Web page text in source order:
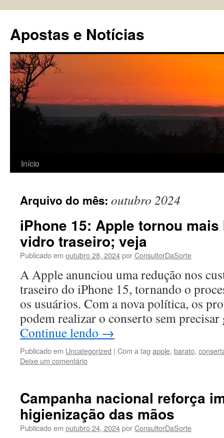
conteúdo
Apostas e Notícias
Início
Arquivo do mês: outubro 2024
iPhone 15: Apple tornou
vidro traseiro; veja
Publicado em outubro 28, 2024porConsultorDaSorte
A Apple anunciou uma redução nos
traseiro do iPhone 15, tornando o
os usuários. Com a nova política, os
podem realizar o conserto sem
Continue lendo →
Publicado em Uncategorized | Com a tag apple, barato,
Deixe um comentário
Campanha nacional reforça
higienização das mãos
Publicado em outubro 24, 2024porConsultorDaSorte